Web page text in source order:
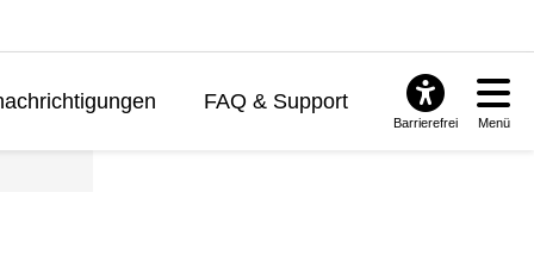
FAQ & Support
Barrierefrei Menü